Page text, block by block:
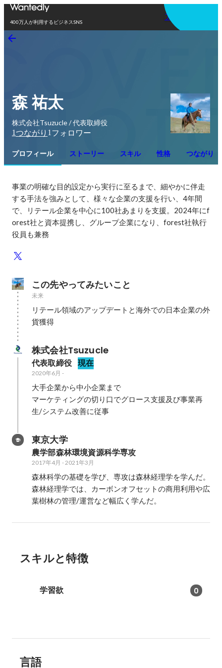
400万人が利用するビジネスSNS
アプリを使う
森 祐太
株式会社Tsuzucle / 代表取締役
1つながり 1 フォロワー
プロフィール ストーリー スキル 性格 つながり
事業の明確な目的設定から実行に至るまで、細やかに伴走
する手法を強みとして、様々な企業の支援を行い、4年間
で、リテール企業を中心に100社あまりを支援。2024年にf
orest社と資本提携し、グループ企業になり、forest社執行
役員も兼務
この先やってみたいこと
未来
リテール領域のアップデートと海外での日本企業の外
貨獲得
株式会社Tsuzucle
代表取締役 現在
2020年6月 -
大手企業から中小企業まで
マーケティングの切り口でグロース支援及び事業再
生/システム改善に従事
東京大学
農学部森林環境資源科学専攻
2017年4月 -2021年3月
森林科学の基礎を学び、専攻は森林経理学を学んだ。
森林経理学では、カーボンオフセットの商用利用や広
葉樹林の管理/運営など幅広く学んだ。
スキルと特徴
学習欲 0
言語